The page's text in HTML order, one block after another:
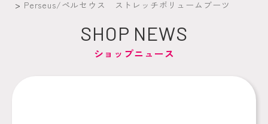
한국어
Perseus/ペルセウス ストレッチボリュームブーツ
SHOP NEWS
ショップニュース